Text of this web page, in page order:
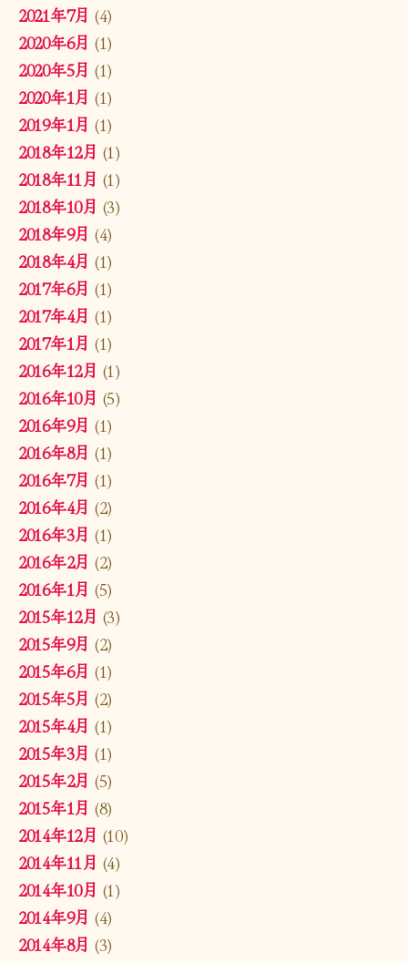
2021年7月 (4)
2020年6月 (1)
2020年5月 (1)
2020年1月 (1)
2019年1月 (1)
2018年12月 (1)
2018年11月 (1)
2018年10月 (3)
2018年9月 (4)
2018年4月 (1)
2017年6月 (1)
2017年4月 (1)
2017年1月 (1)
2016年12月 (1)
2016年10月 (5)
2016年9月 (1)
2016年8月 (1)
2016年7月 (1)
2016年4月 (2)
2016年3月 (1)
2016年2月 (2)
2016年1月 (5)
2015年12月 (3)
2015年9月 (2)
2015年6月 (1)
2015年5月 (2)
2015年4月 (1)
2015年3月 (1)
2015年2月 (5)
2015年1月 (8)
2014年12月 (10)
2014年11月 (4)
2014年10月 (1)
2014年9月 (4)
2014年8月 (3)